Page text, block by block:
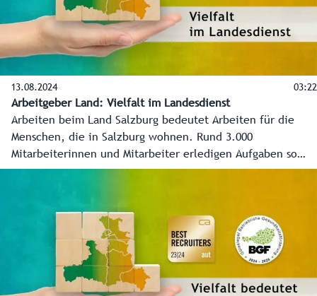
13.08.2024 03:22
Arbeitgeber Land: Vielfalt im Landesdienst
Arbeiten beim Land Salzburg bedeutet Arbeiten für die
Menschen, die in Salzburg wohnen. Rund 3.000
Mitarbeiterinnen und Mitarbeiter erledigen Aufgaben so
vielseitig wie das Lebens selber.